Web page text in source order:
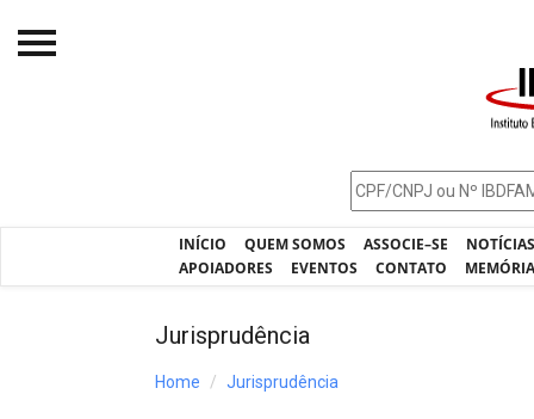
INÍCIO QUEM SOMOS ASSOCIE–SE
APOIADORES
EVENTOS CONTATO
Jurisprudência
Home Jurisprudência